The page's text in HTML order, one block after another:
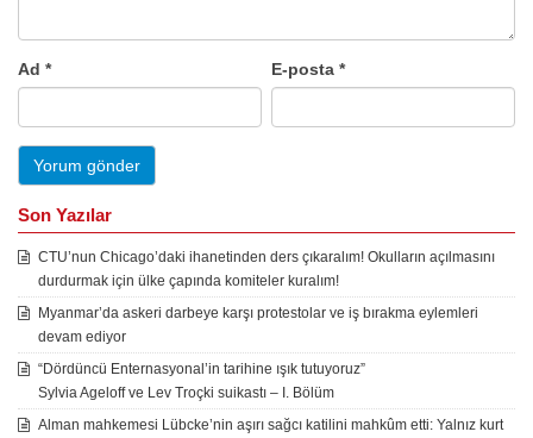
Ad * E-posta*
Son Yazılar
CTU’nun Chicago’daki ihanetinden ders çıkaralım! Okulların açılmasını
durdurmak için ülke çapında komiteler kuralım!
Myanmar’da askeri darbeye karşı protestolar ve iş bırakma eylemleri
devam ediyor
“Dördüncü Enternasyonal’in tarihine ışık tutuyoruz”
Sylvia Ageloff ve Lev Troçki suikastı – I. Bölüm
Alman mahkemesi Lübcke’nin aşırı sağcı katilini mahkûm etti: Yalnız kurt